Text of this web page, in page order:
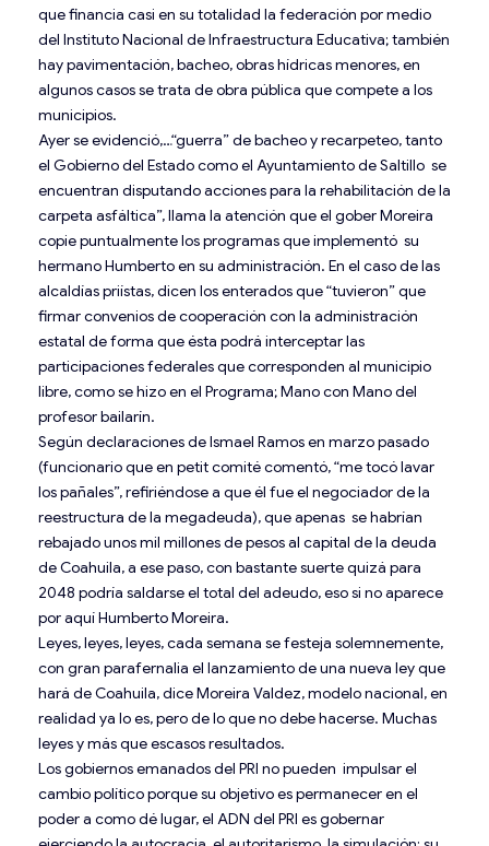
que financia casi en su totalidad la federación por medio
del Instituto Nacional de Infraestructura Educativa; también
hay pavimentación, bacheo, obras hídricas menores, en
algunos casos se trata de obra pública que compete a los
municipios.
Ayer se evidenció,…“guerra” de bacheo y recarpeteo, tanto
el Gobierno del Estado como el Ayuntamiento de Saltillo se
encuentran disputando acciones para la rehabilitación de la
carpeta asfáltica”, llama la atención que el gober Moreira
copie puntualmente los programas que implementó su
hermano Humberto en su administración. En el caso de las
alcaldías priístas, dicen los enterados que “tuvieron” que
firmar convenios de cooperación con la administración
estatal de forma que ésta podrá interceptar las
participaciones federales que corresponden al municipio
libre, como se hizo en el Programa; Mano con Mano del
profesor bailarín.
Según declaraciones de Ismael Ramos en marzo pasado
(funcionario que en petit comité comentó, “me tocó lavar
los pañales”, refiriéndose a que él fue el negociador de la
reestructura de la megadeuda), que apenas se habrían
rebajado unos mil millones de pesos al capital de la deuda
de Coahuila, a ese paso, con bastante suerte quizá para
2048 podría saldarse el total del adeudo, eso si no aparece
por aquí Humberto Moreira.
Leyes, leyes, leyes, cada semana se festeja solemnemente,
con gran parafernalia el lanzamiento de una nueva ley que
hará de Coahuila, dice Moreira Valdez, modelo nacional, en
realidad ya lo es, pero de lo que no debe hacerse. Muchas
leyes y más que escasos resultados.
Los gobiernos emanados del PRI no pueden impulsar el
cambio político porque su objetivo es permanecer en el
poder a como dé lugar, el ADN del PRI es gobernar